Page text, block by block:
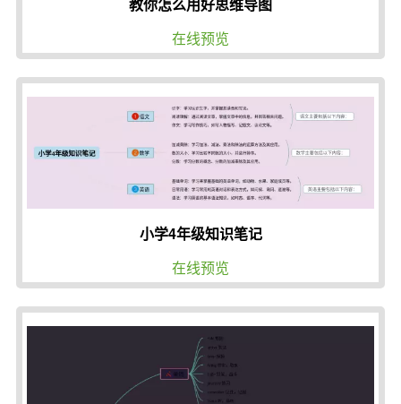
在线预览
小学4年级知识笔记
在线预览